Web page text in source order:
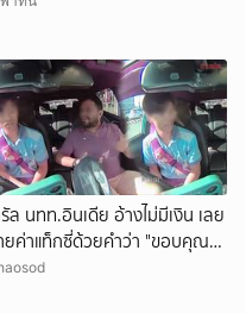
รัล นทท.อินเดีย อ้างไม่มีเงิน เลย
ยค่าแท็กซี่ด้วยคำว่า "ขอบคุณ"
ขับอึ้ง แห่วิจารณ์